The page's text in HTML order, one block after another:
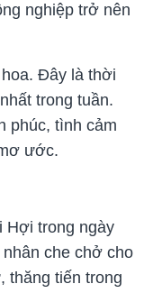
nghiệp trở nên
Đây là thời
trong tuần.
phúc, tình cảm
ước.
Hợi trong ngày
che chở cho
thăng tiến trong